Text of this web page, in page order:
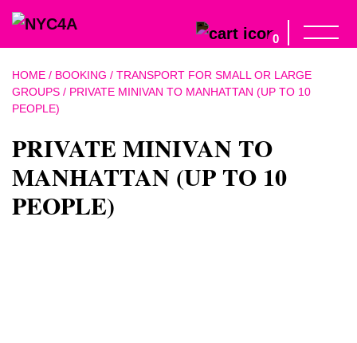
0
HOME / BOOKING / TRANSPORT FOR SMALL OR LARGE
GROUPS / PRIVATE MINIVAN TO MANHATTAN (UP TO 10
PEOPLE)
PRIVATE MINIVAN TO
MANHATTAN (UP TO 10
PEOPLE)